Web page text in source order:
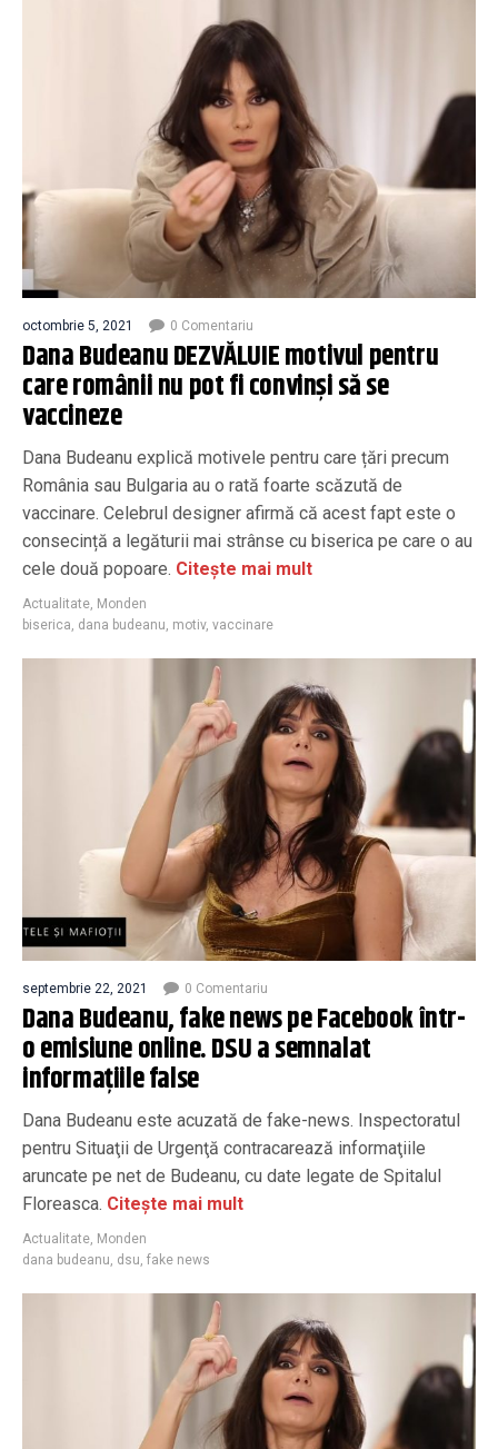
octombrie 5, 2021 0 Comentariu
Dana Budeanu DEZVĂLUIE motivul pentru
care românii nu pot fi convinși să se
vaccineze
Dana Budeanu explică motivele pentru care țări precum
România sau Bulgaria au o rată foarte scăzută de
vaccinare. Celebrul designer afirmă că acest fapt este o
consecință a legăturii mai strânse cu biserica pe care o au
cele două popoare. Citește mai mult
Actualitate, Monden
biserica, dana budeanu, motiv, vaccinare
septembrie 22, 2021 0 Comentariu
Dana Budeanu, fake news pe Facebook într-
o emisiune online. DSU a semnalat
informaţiile false
Dana Budeanu este acuzată de fake-news. Inspectoratul
pentru Situaţii de Urgenţă contracarează informaţiile
aruncate pe net de Budeanu, cu date legate de Spitalul
Floreasca. Citește mai mult
Actualitate, Monden
dana budeanu, dsu, fake news